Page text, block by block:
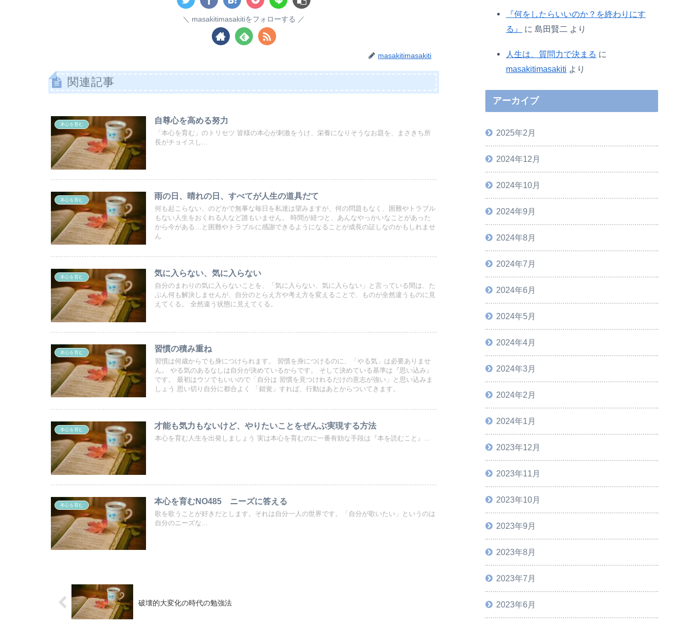
masakitimasakitiをフォローする
masakitimasakiti
関連記事
本心を育む 自尊心を高める努力
「本心を育む」のトリセツ 皆様の本心が刺激をうけ、栄養になりそうなお題を、まさきち所
長がチョイスし...
本心を育む 雨の日、晴れの日、すべてが人生の道具だて
何も起こらない、のどかで無事な毎日を私達は望みますが、何の問題もなく、困難やトラブル
もない人生をおくれる人など誰もいません。 時間が経つと、あんなやっかいなことがあった
から今がある…と困難やトラブルに感謝できるようになることが成長の証しなのかもしれませ
ん
本心を育む 気に入らない、気に入らない
自分のまわりの気に入らないことを、「気に入らない、気に入らない」と言っている間は、た
ぶん何も解決しませんが、自分のとらえ方や考え方を変えることで、ものが全然違うものに見
えてくる。 全然違う状態に見えてくる。
本心を育む 習慣の積み重ね
習慣は何歳からでも身につけられます。 習慣を身につけるのに、「やる気」は必要ありませ
ん。 やる気のあるなしは自分が決めているからです。 そして決めている基準は『思い込み』
です。 最初はウソでもいいので「自分は 習慣を見つけれるだけの意志が強い」と思い込みま
しょう 思い切り自分に都合よく 「錯覚」すれば、行動はあとからついてきます。
本心を育む 才能も気力もないけど、やりたいことをぜんぶ実現する方法
本心を育む人生を出発しましょう 実は本心を育むのに一番有効な手段は『本を読むこと』...
本心を育む 本心を育むNO485 ニーズに答える
歌を歌うことが好きだとします。それは自分一人の世界です。「自分が歌いたい」というのは
自分のニーズな...
破壊的大変化の時代の勉強法
『何をしたらいいのか？を終わりにす
る』
に 島田賢二 より
人生は、質問力で決まる に
masakitimasakiti より
アーカイブ
2025年2月
2024年12月
2024年10月
2024年9月
2024年8月
2024年7月
2024年6月
2024年5月
2024年4月
2024年3月
2024年2月
2024年1月
2023年12月
2023年11月
2023年10月
2023年9月
2023年8月
2023年7月
2023年6月